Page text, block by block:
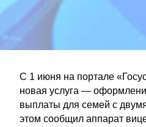
С 1 июня на портале
новая услуга —
выплаты для семей с
этом сообщил аппарат